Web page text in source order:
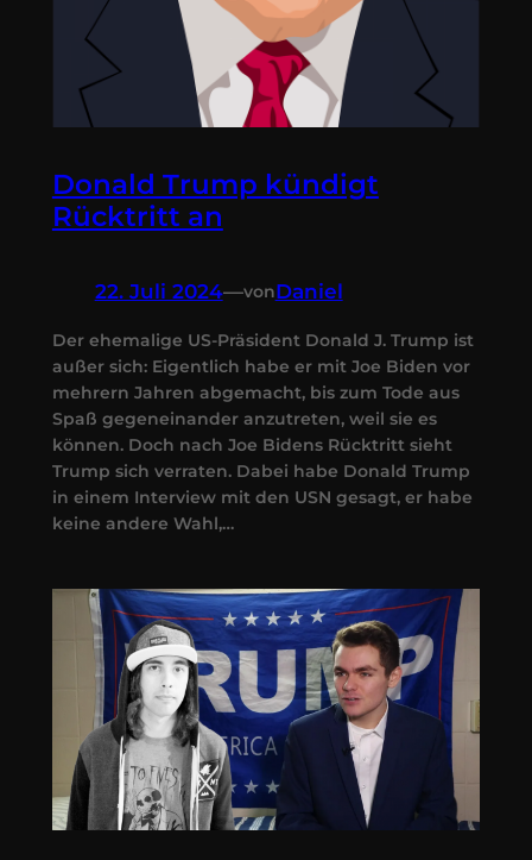
Donald Trump kündigt
Rücktritt an
22. Juli 2024—vonDaniel
Der ehemalige US-Präsident Donald J. Trump ist
außer sich: Eigentlich habe er mit Joe Biden vor
mehrern Jahren abgemacht, bis zum Tode aus
Spaß gegeneinander anzutreten, weil sie es
können. Doch nach Joe Bidens Rücktritt sieht
Trump sich verraten. Dabei habe Donald Trump
in einem Interview mit den USN gesagt, er habe
keine andere Wahl,…